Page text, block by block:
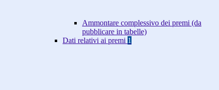
Ammontare complessivo dei premi (da
pubblicare in tabelle)
Dati relativi ai premi 1